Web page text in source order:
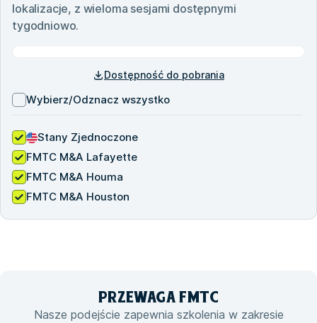
lokalizacje, z wieloma sesjami dostępnymi
tygodniowo.
Dostępność do pobrania
Wybierz/Odznacz wszystko
Stany Zjednoczone
FMTC M&A Lafayette
FMTC M&A Houma
FMTC M&A Houston
PRZEWAGA FMTC
Nasze podejście zapewnia szkolenia w zakresie